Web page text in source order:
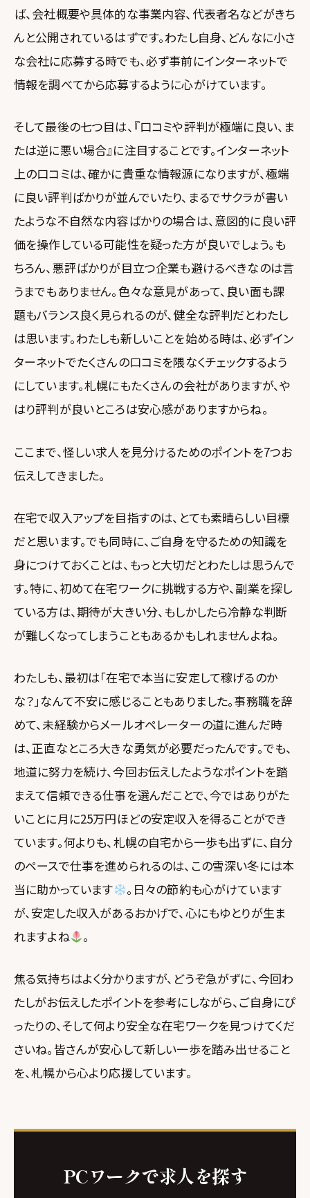
ば、会社概要や具体的な事業内容、代表者名などがきち
んと公開されているはずです。わたし自身、どんなに小さ
な会社に応募する時でも、必ず事前にインターネットで
情報を調べてから応募するように心がけています。
そして最後の七つ目は、『口コミや評判が極端に良い、ま
たは逆に悪い場合』に注目することです。インターネット
上の口コミは、確かに貴重な情報源になりますが、極端
に良い評判ばかりが並んでいたり、まるでサクラが書い
たような不自然な内容ばかりの場合は、意図的に良い評
価を操作している可能性を疑った方が良いでしょう。も
ちろん、悪評ばかりが目立つ企業も避けるべきなのは言
うまでもありません。色々な意見があって、良い面も課
題もバランス良く見られるのが、健全な評判だとわたし
は思います。わたしも新しいことを始める時は、必ずイン
ターネットでたくさんの口コミを隈なくチェックするよう
にしています。札幌にもたくさんの会社がありますが、や
はり評判が良いところは安心感がありますからね。
ここまで、怪しい求人を見分けるためのポイントを7つお
伝えしてきました。
在宅で収入アップを目指すのは、とても素晴らしい目標
だと思います。でも同時に、ご自身を守るための知識を
身につけておくことは、もっと大切だとわたしは思うんで
す。特に、初めて在宅ワークに挑戦する方や、副業を探し
ている方は、期待が大きい分、もしかしたら冷静な判断
が難しくなってしまうこともあるかもしれませんよね。
わたしも、最初は「在宅で本当に安定して稼げるのか
な？」なんて不安に感じることもありました。事務職を辞
めて、未経験からメールオペレーターの道に進んだ時
は、正直なところ大きな勇気が必要だったんです。でも、
地道に努力を続け、今回お伝えしたようなポイントを踏
まえて信頼できる仕事を選んだことで、今ではありがた
いことに月に25万円ほどの安定収入を得ることができ
ています。何よりも、札幌の自宅から一歩も出ずに、自分
のペースで仕事を進められるのは、この雪深い冬には本
当に助かっています
。日々の節約も心がけています
が、安定した収入があるおかげで、心にもゆとりが生ま
れますよね
。
焦る気持ちはよく分かりますが、どうぞ急がずに、今回わ
たしがお伝えしたポイントを参考にしながら、ご自身にぴ
ったりの、そして何より安全な在宅ワークを見つけてくだ
さいね。皆さんが安心して新しい一歩を踏み出せること
を、札幌から心より応援しています。
PCワークで求人を探す